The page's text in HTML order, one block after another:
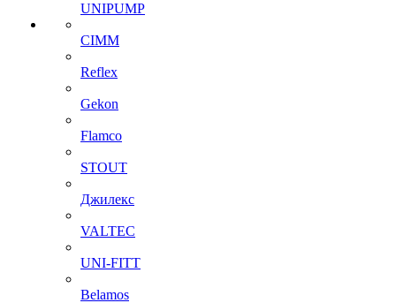
UNIPUMP
CIMM
Reflex
Gekon
Flamco
STOUT
Джилекс
VALTEC
UNI-FITT
Belamos